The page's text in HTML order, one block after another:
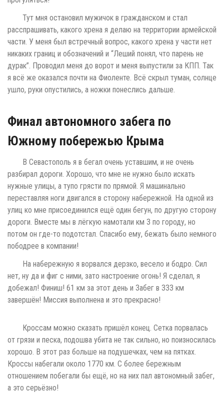
Тут мня остановил мужичок в гражданском и стал
расспрашивать, какого хрена я делаю на территории армейской
части. У меня был встречный вопрос, какого хрена у части нет
никаких границ и обозначений и “Леший понял, что парень не
дурак”. Проводил меня до ворот и меня выпустили за КПП. Так
я всё же оказался почти на Фиоленте. Всё скрыл туман, солнце
ушло, руки опустились, а ножки понеслись дальше.
Финал автономного забега по
Южному побережью Крыма
В Севастополь я в бегал очень уставшим, и не очень
разбирал дороги. Хорошо, что мне не нужно было искать
нужные улицы, а тупо грясти по прямой. Я машинально
переставляя ноги двигался в сторону набережной. На одной из
улиц ко мне присоединился ещё один бегун, по другую сторону
дороги. Вместе мы в лёгкую намотали км 3 по городу, но
потом он где-то подотстал. Спасибо ему, бежать было немного
пободрее в компании!
На набережную я ворвался дерзко, весело и бодро. Сил
нет, ну да и фиг с ними, зато настроение огонь! Я сделал, я
добежал! Финиш! 61 км за этот день и Забег в 333 км
завершён! Миссия выполнена и это прекрасно!
Кроссам можно сказать пришёл конец. Сетка порвалась
от грязи и песка, подошва убита не так сильно, но поизносилась
хорошо. В этот раз больше на подушечках, чем на пятках.
Кроссы набегали около 1770 км. С более бережным
отношением побегали бы ещё, но на них пал автономный забег,
а это серьёзно!